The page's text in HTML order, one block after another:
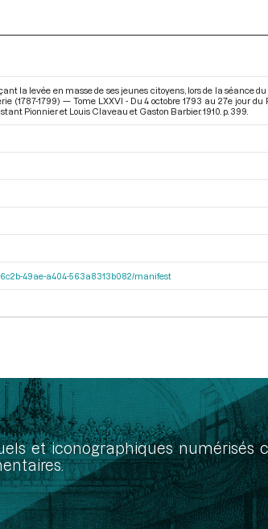
la levée en masse de ses jeunes citoyens, lors de la séance du
1799) — Tome LXXVI - Du 4 octobre 1793 au 27e jour du
Pionnier et Louis Claveau et Gaston Barbier. 1910. p. 399.
6c2b-49ae-a404-563a8313b082/manifest
et iconographiques numérisés